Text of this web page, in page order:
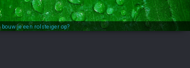
bouw je een rolsteiger op?